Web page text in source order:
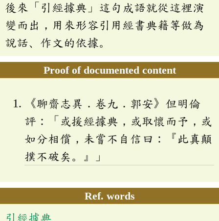
後來「引經據典」這句成語就從這裡演
變而出，用來形容引用經書典籍等做為
說話、作文的依據。
Proof of documented content
《聊齋志異．卷九．郭安》但明倫
評：「或援經據典，或取懷而予，或
如分相償，未嘗不自信曰：『此真顛
撲不破矣。』」
Ref. words
引經據典